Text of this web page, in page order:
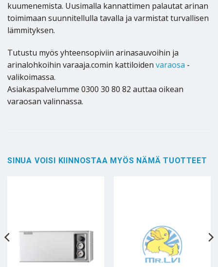
kuumenemista. Uusimalla kannattimen palautat arinan
toimimaan suunnitellulla tavalla ja varmistat turvallisen
lämmityksen.
Tutustu myös yhteensopiviin arinasauvoihin ja
arinalohkoihin varaaja.comin kattiloiden varaosa -
valikoimassa.
Asiakaspalvelumme 0300 30 80 82 auttaa oikean
varaosan valinnassa.
SINUA VOISI KIINNOSTAA MYÖS NÄMÄ TUOTTEET